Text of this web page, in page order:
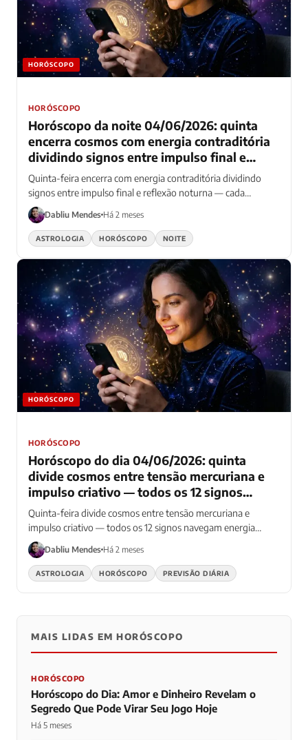
HORÓSCOPO
HORÓSCOPO
Horóscopo da noite 04/06/2026: quinta
encerra cosmos com energia contraditória
dividindo signos entre impulso final e
reflexão noturna profunda
Quinta-feira encerra com energia contraditória dividindo
signos entre impulso final e reflexão noturna — cada
elemento reage diferente ao dilema cósmico desta noite
única
Dabliu Mendes Há 2 meses
ASTROLOGIA HORÓSCOPO NOITE
HORÓSCOPO
HORÓSCOPO
Horóscopo do dia 04/06/2026: quinta
divide cosmos entre tensão mercuriana e
impulso criativo — todos os 12 signos
navegam energia dupla contraditória
Quinta-feira divide cosmos entre tensão mercuriana e
impulso criativo — todos os 12 signos navegam energia
dupla contraditória
Dabliu Mendes Há 2 meses
ASTROLOGIA HORÓSCOPO PREVISÃO DIÁRIA
MAIS LIDAS EM HORÓSCOPO
HORÓSCOPO
Horóscopo do Dia: Amor e Dinheiro Revelam o
Segredo Que Pode Virar Seu Jogo Hoje
Há 5 meses